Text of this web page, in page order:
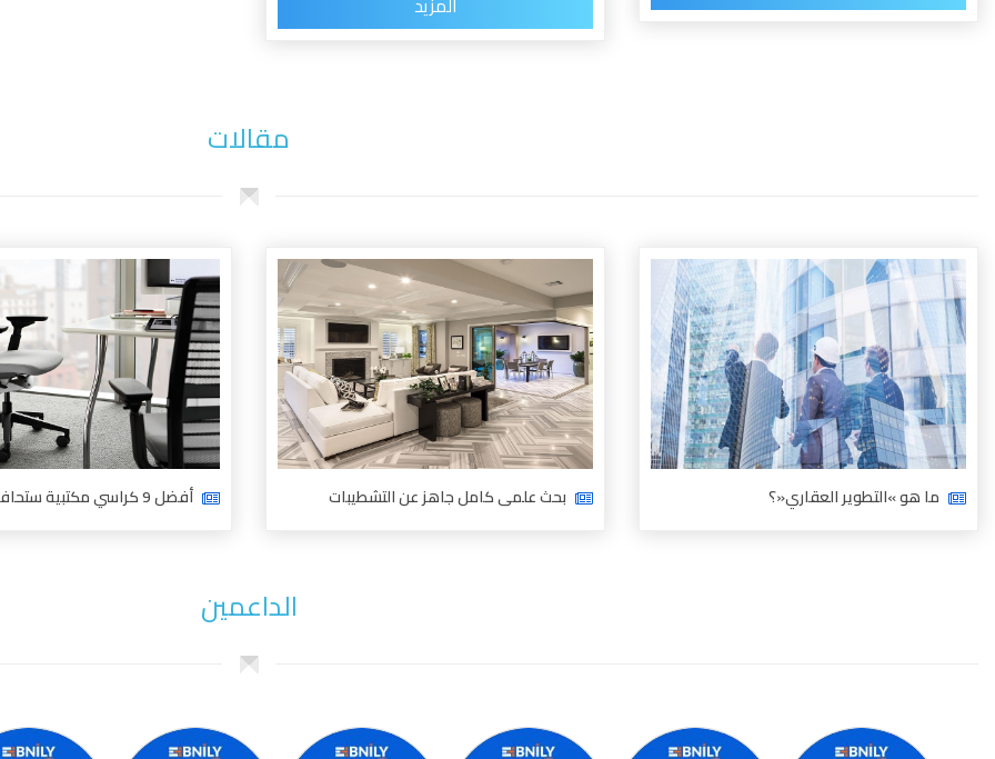
مقالات
ما هو‮ »‬التطوير العقاري«؟‬ بحث علمى كامل جاهز عن التشطيبات أفضل 9 كراسي مكتبية ستحافظ على راحتك
الداعمين